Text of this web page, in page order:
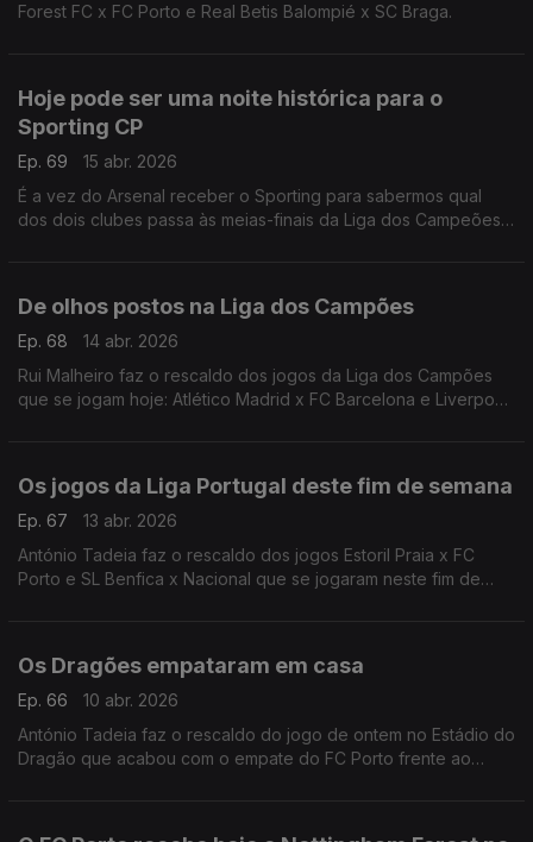
Forest FC x FC Porto e Real Betis Balompié x SC Braga.
Hoje pode ser uma noite histórica para o
Sporting CP
Ep. 69
15 abr. 2026
É a vez do Arsenal receber o Sporting para sabermos qual
dos dois clubes passa às meias-finais da Liga dos Campeões.
De olhos postos na Liga dos Campões
Ep. 68
14 abr. 2026
Rui Malheiro faz o rescaldo dos jogos da Liga dos Campões
que se jogam hoje: Atlético Madrid x FC Barcelona e Liverpool
Os jogos da Liga Portugal deste fim de semana
Ep. 67
13 abr. 2026
António Tadeia faz o rescaldo dos jogos Estoril Praia x FC
Porto e SL Benfica x Nacional que se jogaram neste fim de
Os Dragões empataram em casa
Ep. 66
10 abr. 2026
António Tadeia faz o rescaldo do jogo de ontem no Estádio do
Dragão que acabou com o empate do FC Porto frente ao